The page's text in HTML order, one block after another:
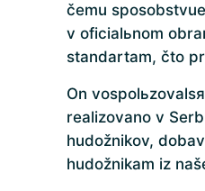
čemu
v oficialьnom
standartam, čto
On
realizovano v
hudožnikov,
hudožnikam iz